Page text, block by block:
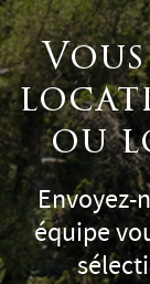
ou
Envoyez-
équipe